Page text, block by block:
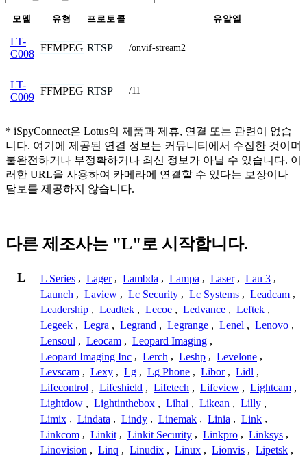
모델 유형 프로토콜 유알엘
LT-
C008
FFMPEG RTSP /onvif-stream2
LT-
C009
FFMPEG RTSP /11
* iSpyConnect은 Lotus의 제품과 제휴, 연결 또는 관련이 없습
니다. 여기에 제공된 연결 정보는 커뮤니티에서 수집한 것이며
불완전하거나 부정확하거나 최신 정보가 아닐 수 있습니다. 이
러한 URL을 사용하여 카메라에 연결할 수 있다는 보장이나
담보를 제공하지 않습니다.
다른 제조사는 "L"로 시작합니다.
L L Series , Lager , Lambda , Lampa , Laser , Lau 3 ,
Launch , Laview , Lc Security , Lc Systems , Leadcam ,
Leadership , Leadtek , Lecoe , Ledvance , Leftek ,
Legeek , Legra , Legrand , Legrange , Lenel , Lenovo ,
Lensoul , Leocam , Leopard Imaging ,
Leopard Imaging Inc , Lerch , Leshp , Levelone ,
Levscam , Lexy , Lg , Lg Phone , Libor , Lidl ,
Lifecontrol , Lifeshield , Lifetech , Lifeview , Lightcam ,
Lightdow , Lightinthebox , Lihai , Likean , Lilly ,
Limix , Lindata , Lindy , Linemak , Linia , Link ,
Linkcom , Linkit , Linkit Security , Linkpro , Linksys ,
Linovision , Linq , Linudix , Linux , Lionvis , Lipetsk ,